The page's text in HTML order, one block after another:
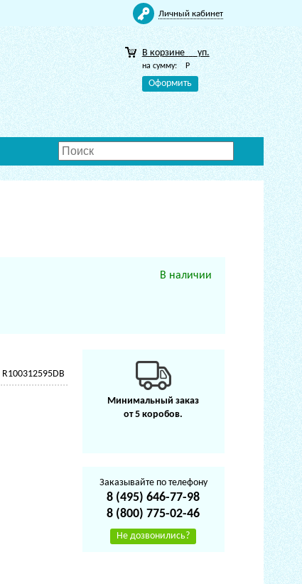
Личный кабинет
В корзине уп.
на сумму: Р
Оформить
В наличии
R100312595DB
Минимальный заказ
от 5 коробов.
Заказывайте по телефону
8 (495) 646-77-98
8 (800) 775-02-46
Не дозвонились?